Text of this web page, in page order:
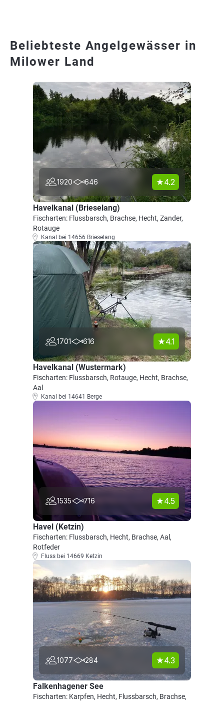
Beliebteste Angelgewässer in
Milower Land
1920 646 4.2
Havelkanal (Brieselang)
Fischarten: Flussbarsch, Brachse, Hecht, Zander,
Rotauge
Kanal bei 14656 Brieselang
1701 616 4.1
Havelkanal (Wustermark)
Fischarten: Flussbarsch, Rotauge, Hecht, Brachse,
Aal
Kanal bei 14641 Berge
1535 716 4.5
Havel (Ketzin)
Fischarten: Flussbarsch, Hecht, Brachse, Aal,
Rotfeder
Fluss bei 14669 Ketzin
1077 284 4.3
Falkenhagener See
Fischarten: Karpfen, Hecht, Flussbarsch, Brachse,